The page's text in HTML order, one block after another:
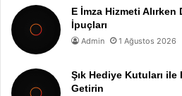
E İmza Hizmeti Alırken
İpuçları
Admin 1 Ağustos 2026
Şık Hediye Kutuları ile
Getirin